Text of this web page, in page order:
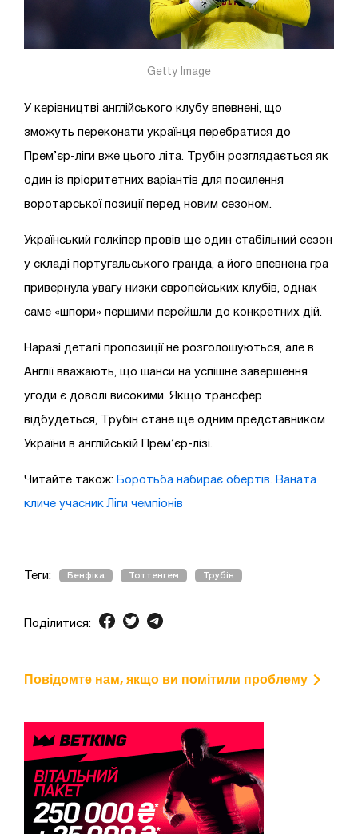
Getty Image
У керівництві англійського клубу впевнені, що
зможуть переконати українця перебратися до
Прем’єр-ліги вже цього літа. Трубін розглядається як
один із пріоритетних варіантів для посилення
воротарської позиції перед новим сезоном.
Український голкіпер провів ще один стабільний сезон
у складі португальського гранда, а його впевнена гра
привернула увагу низки європейських клубів, однак
саме «шпори» першими перейшли до конкретних дій.
Наразі деталі пропозиції не розголошуються, але в
Англії вважають, що шанси на успішне завершення
угоди є доволі високими. Якщо трансфер
відбудеться, Трубін стане ще одним представником
України в англійській Прем’єр-лізі.
Читайте також: Боротьба набирає обертів. Ваната
кличе учасник Ліги чемпіонів
Теги: Бенфіка Тоттенгем Трубін
Поділитися:
Повідомте нам, якщо ви помітили проблему